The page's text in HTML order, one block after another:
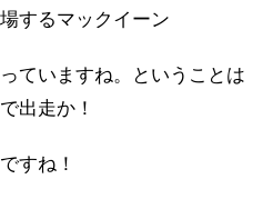
するマックイーン
ていますね。ということは
出走か！
すね！